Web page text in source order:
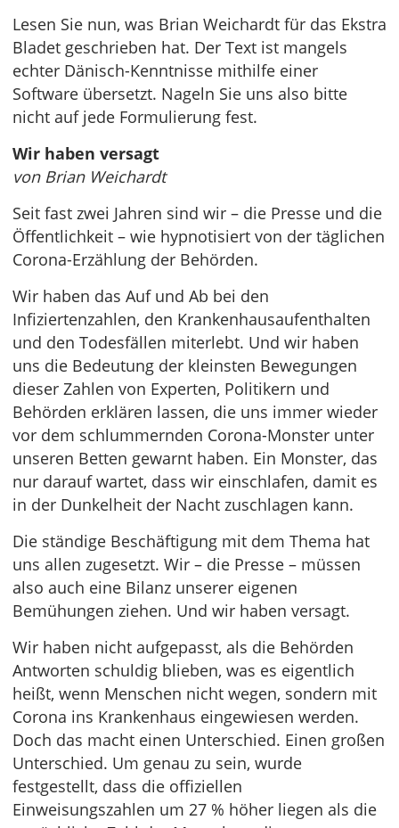
Lesen Sie nun, was Brian Weichardt für das Ekstra
Bladet geschrieben hat. Der Text ist mangels
echter Dänisch-Kenntnisse mithilfe einer
Software übersetzt. Nageln Sie uns also bitte
nicht auf jede Formulierung fest.
Wir haben versagt
von Brian Weichardt
Seit fast zwei Jahren sind wir – die Presse und die
Öffentlichkeit – wie hypnotisiert von der täglichen
Corona-Erzählung der Behörden.
Wir haben das Auf und Ab bei den
Infiziertenzahlen, den Krankenhausaufenthalten
und den Todesfällen miterlebt. Und wir haben
uns die Bedeutung der kleinsten Bewegungen
dieser Zahlen von Experten, Politikern und
Behörden erklären lassen, die uns immer wieder
vor dem schlummernden Corona-Monster unter
unseren Betten gewarnt haben. Ein Monster, das
nur darauf wartet, dass wir einschlafen, damit es
in der Dunkelheit der Nacht zuschlagen kann.
Die ständige Beschäftigung mit dem Thema hat
uns allen zugesetzt. Wir – die Presse – müssen
also auch eine Bilanz unserer eigenen
Bemühungen ziehen. Und wir haben versagt.
Wir haben nicht aufgepasst, als die Behörden
Antworten schuldig blieben, was es eigentlich
heißt, wenn Menschen nicht wegen, sondern mit
Corona ins Krankenhaus eingewiesen werden.
Doch das macht einen Unterschied. Einen großen
Unterschied. Um genau zu sein, wurde
festgestellt, dass die offiziellen
Einweisungszahlen um 27 % höher liegen als die